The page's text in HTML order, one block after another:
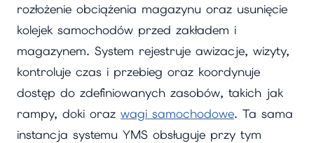
rozłożenie obciążenia magazynu oraz usunięcie
kolejek samochodów przed zakładem i
magazynem. System rejestruje awizacje, wizyty,
kontroluje czas i przebieg oraz koordynuje
dostęp do zdefiniowanych zasobów, takich jak
rampy, doki oraz wagi samochodowe. Ta sama
instancja systemu YMS obsługuje przy tym